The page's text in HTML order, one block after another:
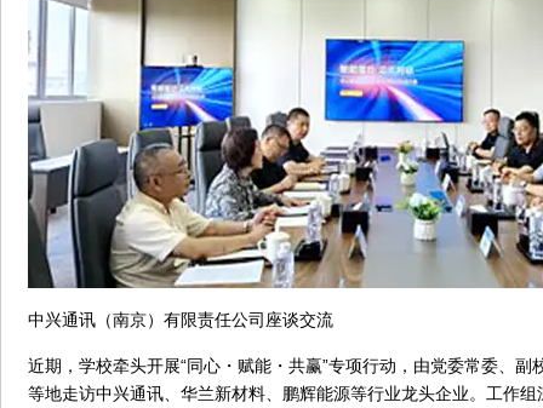
中兴通讯（南京）有限责任公司座谈交流
近期，学校牵头开展“同心・赋能・共赢”专项行动，由党委常委、副
等地走访中兴通讯、华兰新材料、鹏辉能源等行业龙头企业。工作